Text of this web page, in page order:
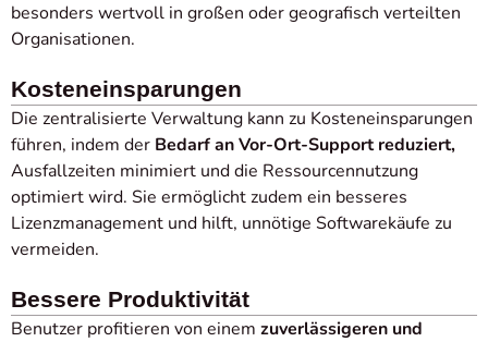
besonders wertvoll in großen oder geografisch verteilten
Organisationen.
Kosteneinsparungen
Die zentralisierte Verwaltung kann zu Kosteneinsparungen
führen, indem der Bedarf an Vor-Ort-Support reduziert,
Ausfallzeiten minimiert und die Ressourcennutzung
optimiert wird. Sie ermöglicht zudem ein besseres
Lizenzmanagement und hilft, unnötige Softwarekäufe zu
vermeiden.
Bessere Produktivität
Benutzer profitieren von einem zuverlässigeren und